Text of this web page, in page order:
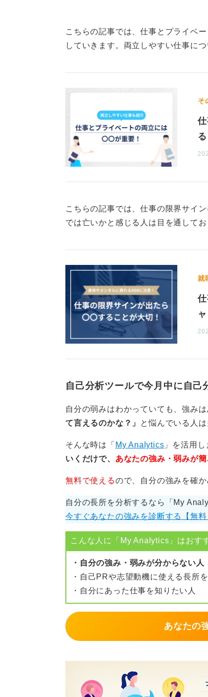
「自分が取り組んでいて楽しい
くのだ、という視点で自分の生
周囲への配慮を忘れずに
「仕事とプライベートの境界が
く思っていない可能性はありま
ます。
ただし、それは「仕事中心の人
囲」でかまいません。
客観的に考える視点も大切にし
0
こちらの記事では、仕事とプライベ
していきます。両立しやすい仕事に
そ
こちらの記事では、仕事の限界サイ
では亡いかと感じる人は目を通してお
就
自己分析ツールで今月中に自己
自分の弱みはわかっていても、強み
て言えるのかな？」
と悩んでいる人は
そんな時は「 My Analytics 」を活用
いくだけで、 あなたの強み・弱みが簡
無料で使えるので、自分の強みを確
自分の長所を分析するなら「My
今すぐあなたの強みを診断する【無料
こんな人に「My Analytics」はおす
・自分の強み・弱みが分からない人
・自己PRや志望動機に使える長所
・自分にあった仕事を知りたい人
あなたの